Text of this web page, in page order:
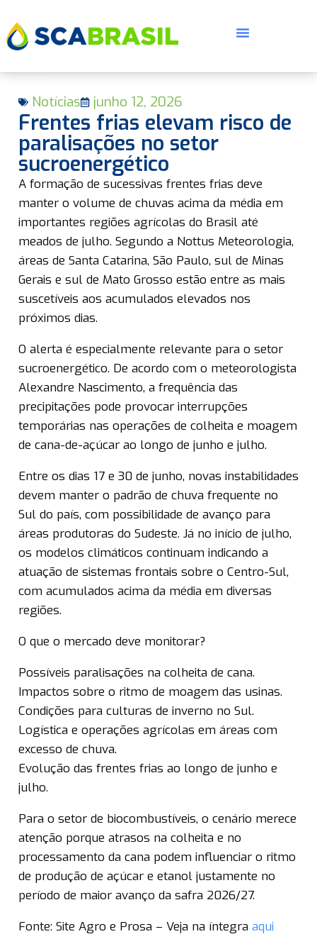
Notícias junho 12, 2026
Frentes frias elevam risco de
paralisações no setor
sucroenergético
A formação de sucessivas frentes frias deve
manter o volume de chuvas acima da média em
importantes regiões agrícolas do Brasil até
meados de julho. Segundo a Nottus Meteorologia,
áreas de Santa Catarina, São Paulo, sul de Minas
Gerais e sul de Mato Grosso estão entre as mais
suscetíveis aos acumulados elevados nos
próximos dias.
O alerta é especialmente relevante para o setor
sucroenergético. De acordo com o meteorologista
Alexandre Nascimento, a frequência das
precipitações pode provocar interrupções
temporárias nas operações de colheita e moagem
de cana-de-açúcar ao longo de junho e julho.
Entre os dias 17 e 30 de junho, novas instabilidades
devem manter o padrão de chuva frequente no
Sul do país, com possibilidade de avanço para
áreas produtoras do Sudeste. Já no início de julho,
os modelos climáticos continuam indicando a
atuação de sistemas frontais sobre o Centro-Sul,
com acumulados acima da média em diversas
regiões.
O que o mercado deve monitorar?
Possíveis paralisações na colheita de cana.
Impactos sobre o ritmo de moagem das usinas.
Condições para culturas de inverno no Sul.
Logística e operações agrícolas em áreas com
excesso de chuva.
Evolução das frentes frias ao longo de junho e
julho.
Para o setor de biocombustíveis, o cenário merece
atenção porque atrasos na colheita e no
processamento da cana podem influenciar o ritmo
de produção de açúcar e etanol justamente no
período de maior avanço da safra 2026/27.
Fonte: Site Agro e Prosa – Veja na íntegra aqui